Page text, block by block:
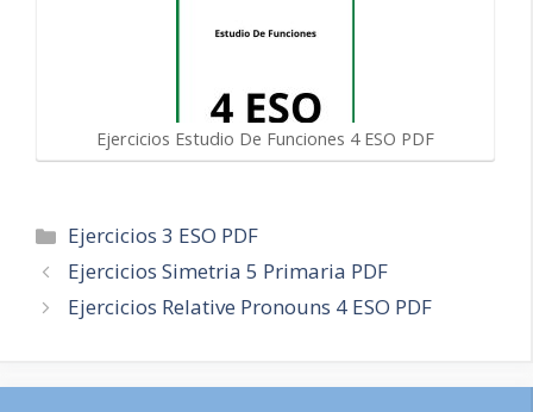
Ejercicios Estudio De Funciones 4 ESO PDF
Categorías
Ejercicios 3 ESO PDF
Navegación
de
entradas
Ejercicios Simetria 5 Primaria PDF
Ejercicios Relative Pronouns 4 ESO PDF